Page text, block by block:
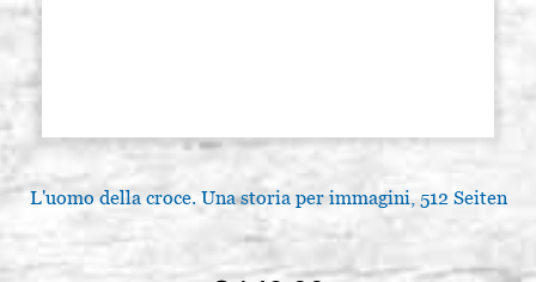
L'uomo della croce. Una storia per immagini, 512 Seiten